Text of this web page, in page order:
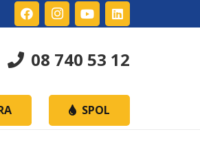
08 740 53 12
SPOL